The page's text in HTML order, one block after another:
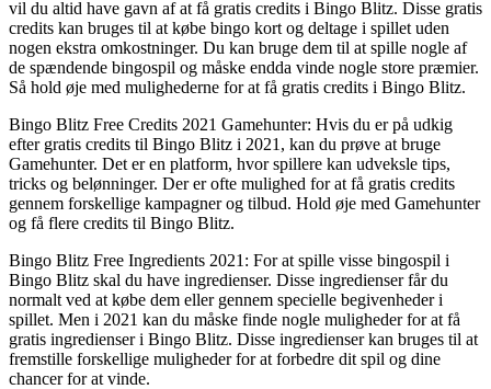
vil du altid have gavn af at få gratis credits i Bingo Blitz. Disse gratis
credits kan bruges til at købe bingo kort og deltage i spillet uden
nogen ekstra omkostninger. Du kan bruge dem til at spille nogle af
de spændende bingospil og måske endda vinde nogle store præmier.
Så hold øje med mulighederne for at få gratis credits i Bingo Blitz.
Bingo Blitz Free Credits 2021 Gamehunter: Hvis du er på udkig
efter gratis credits til Bingo Blitz i 2021, kan du prøve at bruge
Gamehunter. Det er en platform, hvor spillere kan udveksle tips,
tricks og belønninger. Der er ofte mulighed for at få gratis credits
gennem forskellige kampagner og tilbud. Hold øje med Gamehunter
og få flere credits til Bingo Blitz.
Bingo Blitz Free Ingredients 2021: For at spille visse bingospil i
Bingo Blitz skal du have ingredienser. Disse ingredienser får du
normalt ved at købe dem eller gennem specielle begivenheder i
spillet. Men i 2021 kan du måske finde nogle muligheder for at få
gratis ingredienser i Bingo Blitz. Disse ingredienser kan bruges til at
fremstille forskellige muligheder for at forbedre dit spil og dine
chancer for at vinde.